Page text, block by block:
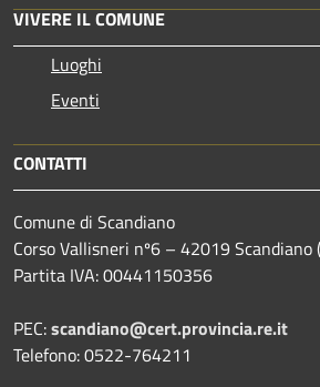
VIVERE IL COMUNE
Luoghi
Eventi
CONTATTI
Comune di Scandiano
Corso Vallisneri nº6 – 42019 Scandiano
Partita IVA: 00441150356
PEC:scandiano@cert.provincia.re.it
Telefono: 0522-764211